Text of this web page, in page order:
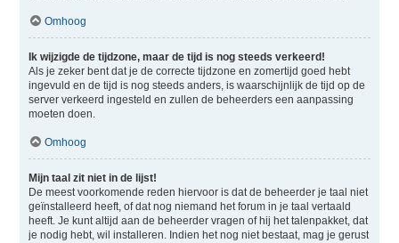
Omhoog
Ik wijzigde de tijdzone, maar de tijd is nog steeds verkeerd!
Als je zeker bent dat je de correcte tijdzone en zomertijd goed hebt
ingevuld en de tijd is nog steeds anders, is waarschijnlijk de tijd op de
server verkeerd ingesteld en zullen de beheerders een aanpassing
moeten doen.
Omhoog
Mijn taal zit niet in de lijst!
De meest voorkomende reden hiervoor is dat de beheerder je taal niet
geïnstalleerd heeft, of dat nog niemand het forum in je taal vertaald
heeft. Je kunt altijd aan de beheerder vragen of hij het talenpakket, dat
je nodig hebt, wil installeren. Indien het nog niet bestaat, mag je gerust